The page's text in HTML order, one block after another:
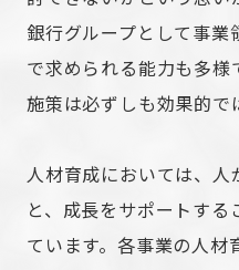
銀行グループとして事
で求められる能力も多
施策は必ずしも効果的で
人材育成においては、
と、成長をサポートす
ています。各事業の人